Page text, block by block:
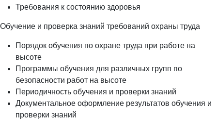
Требования к состоянию здоровья
Обучение и проверка знаний требований охраны труда
Порядок обучения по охране труда при работе на
высоте
Программы обучения для различных групп по
безопасности работ на высоте
Периодичность обучения и проверки знаний
Документальное оформление результатов обучения и
проверки знаний